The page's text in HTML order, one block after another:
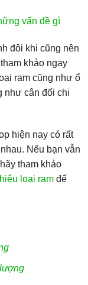
vấn đề gì
đôi khi cũng nên
khảo ngay
ram cũng như ổ
như cân đối chi
hiện nay có rất
Nếu bạn vẫn
tham khảo
loại ramđể